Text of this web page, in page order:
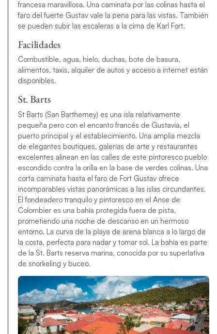
francesa maravillosa. Una caminata por las colinas hasta el
faro del fuerte Gustav vale la pena para las vistas. También
se pueden subir las escaleras a la cima de Karl Fort.
Facilidades
Combustible, agua, hielo, duchas, bote de basura,
alimentos, taxis, alquiler de autos y acceso a internet están
disponibles.
St. Barts
St Barts (San Barthemey) es una isla relativamente
pequeña pero con el encanto francés de Gustavia, el
puerto principal y el establecimiento. Una amplia mezcla
de elegantes boutiques, galerías de arte y restaurantes
excelentes alinean en las calles de este pintoresco pueblo
escondido contra la orilla en la base de verdes colinas. Una
corta caminata hasta el faro de Fort Gustav ofrece
incomparables vistas panorámicas a las islas circundantes.
El fondeadero tranquilo y pintoresco en el Anse de
Colombier es una bahía protegida fuera de pista,
prometiendo una noche de descanso en un hermoso
entorno. La curva de la playa de arena blanca a lo largo de
la costa, perfecta para nadar y tomar sol. La bahía es parte
de la St. Barts reserva marina, conocida por su superlativa
de snorkeling y buceo.